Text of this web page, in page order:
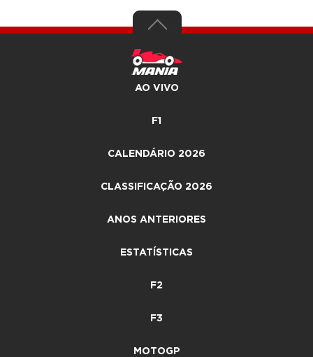
AO VIVO
F1
CALENDÁRIO 2026
CLASSIFICAÇÃO 2026
ANOS ANTERIORES
ESTATÍSTICAS
F2
F3
MOTOGP